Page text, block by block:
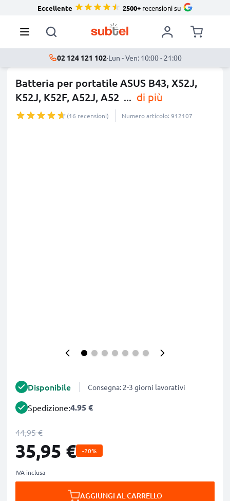
Eccellente 2500+recensioni su
02 124 121 102·Lun - Ven: 10:00 - 21:00
Batteria per portatile ASUS B43, X52J,
K52J, K52F, A52J, A52 ... di più
(16 recensioni) Numero articolo: 912107
Disponibile Consegna: 2-3 giorni lavorativi
Spedizione:4.95 €
44,95 €
35,95 € -20%
IVA inclusa
AGGIUNGI AL CARRELLO